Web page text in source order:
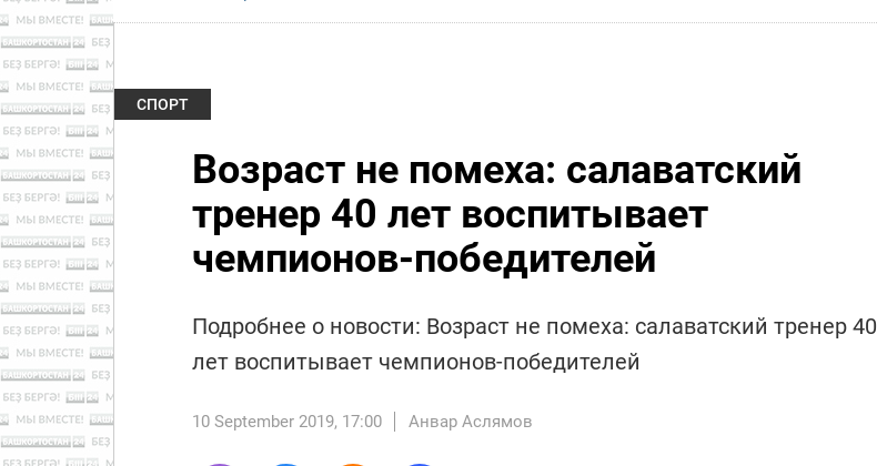
СПОРТ
Возраст не помеха: салаватский
тренер 40 лет воспитывает
чемпионов-победителей
Подробнее о новости: Возраст не помеха: салаватский тренер 40
лет воспитывает чемпионов-победителей
10 September 2019, 17:00 Анвар Аслямов